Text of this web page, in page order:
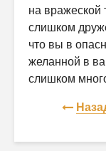
на вражеской
слишком
что вы в
желанной в
слишком